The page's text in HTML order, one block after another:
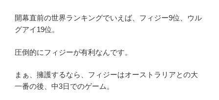
開幕直前の世界ランキングでいえば、フィジー9位、ウル
グアイ19位。
圧倒的にフィジーが有利なんです。
まぁ、擁護するなら、フィジーはオーストラリアとの大
一番の後、中3日でのゲーム。